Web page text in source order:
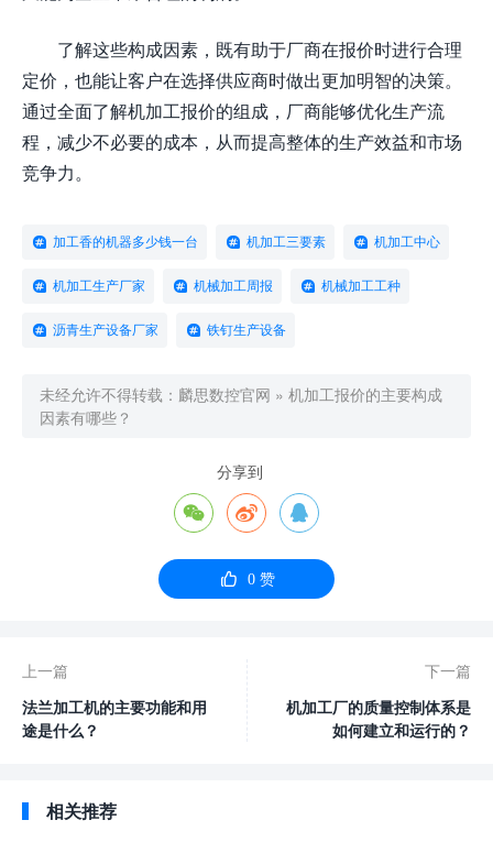
了解这些构成因素，既有助于厂商在报价时进行合理
定价，也能让客户在选择供应商时做出更加明智的决策。
通过全面了解机加工报价的组成，厂商能够优化生产流
程，减少不必要的成本，从而提高整体的生产效益和市场
竞争力。
加工香的机器多少钱一台 机加工三要素 机加工中心
机加工生产厂家 机械加工周报 机械加工工种
沥青生产设备厂家 铁钉生产设备
未经允许不得转载： 麟思数控官网 » 机加工报价的主要构成
因素有哪些？
分享到
  
 0赞
上一篇
法兰加工机的主要功能和用
途是什么？
下一篇
机加工厂的质量控制体系是
如何建立和运行的？
相关推荐